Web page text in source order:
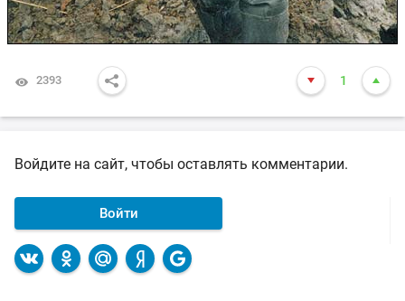
2393 1
Войдите на сайт, чтобы оставлять комментарии.
Войти